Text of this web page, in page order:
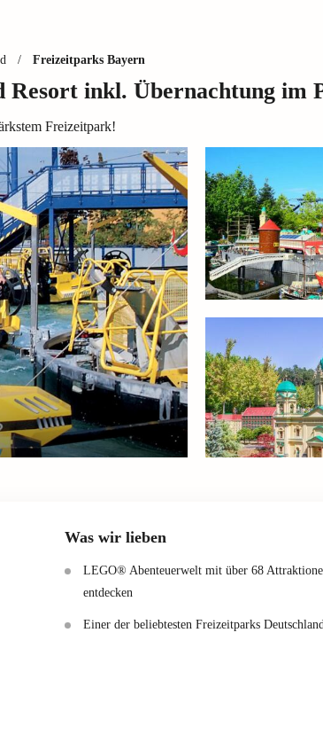
/ Freizeitparks Bayern
inkl. Übernachtung im
Freizeitpark!
Was wir lieben
LEGO® Abenteuerwelt mit über 68
entdecken
Einer der beliebtesten Freizeitparks